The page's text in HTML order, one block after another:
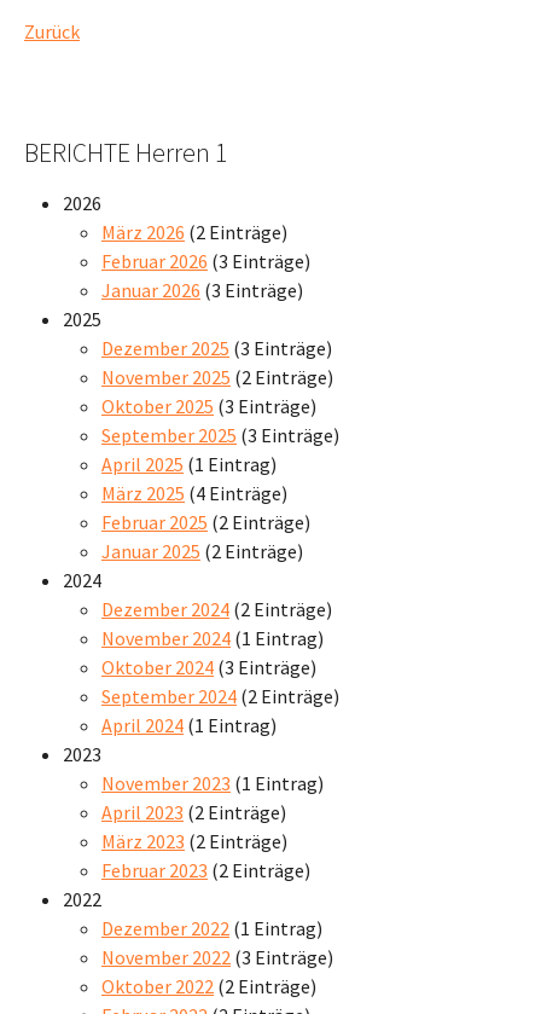
Zurück
BERICHTE Herren 1
2026
März 2026 (2 Einträge)
Februar 2026 (3 Einträge)
Januar 2026 (3 Einträge)
2025
Dezember 2025 (3 Einträge)
November 2025 (2 Einträge)
Oktober 2025 (3 Einträge)
September 2025 (3 Einträge)
April 2025 (1 Eintrag)
März 2025 (4 Einträge)
Februar 2025 (2 Einträge)
Januar 2025 (2 Einträge)
2024
Dezember 2024 (2 Einträge)
November 2024 (1 Eintrag)
Oktober 2024 (3 Einträge)
September 2024 (2 Einträge)
April 2024 (1 Eintrag)
2023
November 2023 (1 Eintrag)
April 2023 (2 Einträge)
März 2023 (2 Einträge)
Februar 2023 (2 Einträge)
2022
Dezember 2022 (1 Eintrag)
November 2022 (3 Einträge)
Oktober 2022 (2 Einträge)